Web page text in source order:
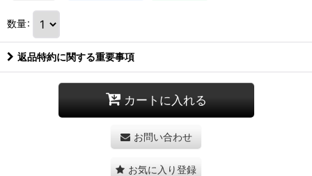
数量:
返品特約に関する重要事項
カートに入れる
お問い合わせ
お気に入り登録